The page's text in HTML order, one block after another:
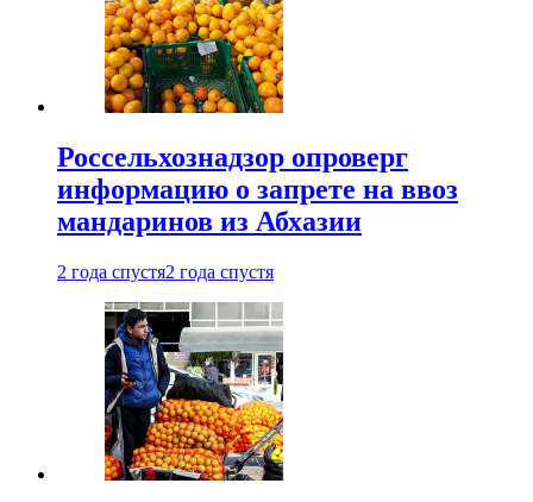
Россельхознадзор опроверг
информацию о запрете на ввоз
мандаринов из Абхазии
2 года спустя2 года спустя